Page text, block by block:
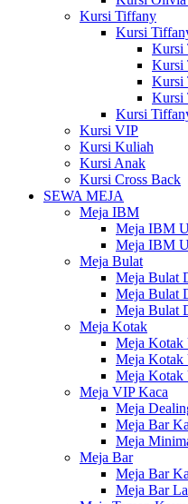
Kursi Tiffany
Kursi
Kursi
Kursi
Kursi
Kursi
Kursi
Kursi VIP
Kursi Kuliah
Kursi Anak
Kursi Cross Back
SEWA MEJA
Meja IBM
Meja IBM
Meja IBM
Meja Bulat
Meja Bulat
Meja Bulat
Meja Bulat
Meja Kotak
Meja Kotak
Meja Kotak
Meja Kotak
Meja VIP Kaca
Meja
Meja Bar
Meja
Meja Bar
Meja Bar
Meja Bar